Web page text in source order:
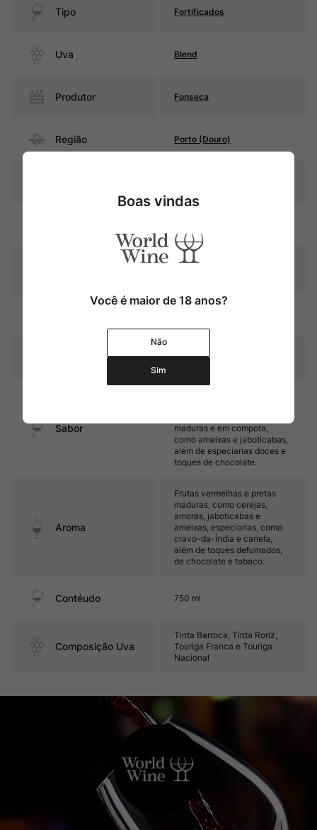
Tipo Fortificados
Uva Blend
Produtor Fonseca
Região Porto (Douro)
Graduação Alcóoli
Temperatura 14ºC – 16ºC
Sabor
maduras e em compota,
como ameixas e jaboticabas,
além de especiarias doces e
toques de chocolate.
Aroma
Frutas vermelhas e pretas
maduras, como cerejas,
amoras, jaboticabas e
ameixas, especiarias, como
cravo-da-Índia e canela,
além de toques defumados,
de chocolate e tabaco.
Contéudo 750 ml
Composição Uva
Tinta Barroca, Tinta Roriz,
Touriga Franca e Touriga
Nacional
Boas vindas
Você é maior de 18 anos?
Não
Sim